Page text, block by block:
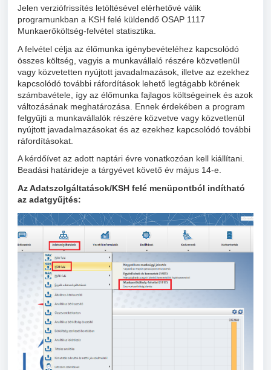
Jelen verziófrissítés letöltésével elérhetővé válik
programunkban a KSH felé küldendő OSAP 1117
Munkaerőköltség-felvétel statisztika.
A felvétel célja az élőmunka igénybevételéhez kapcsolódó
összes költség, vagyis a munkavállaló részére közvetlenül
vagy közvetetten nyújtott javadalmazások, illetve az ezekhez
kapcsolódó további ráfordítások lehető legtágabb körének
számbavétele, így az élőmunka fajlagos költségeinek és azok
változásának meghatározása. Ennek érdekében a program
felgyűjti a munkavállalók részére közvetve vagy közvetlenül
nyújtott javadalmazásokat és az ezekhez kapcsolódó további
ráfordításokat.
A kérdőívet az adott naptári évre vonatkozóan kell kiállítani.
Beadási határideje a tárgyévet követő év május 14-e.
Az Adatszolgáltatások/KSH felé menüpontból indítható
az adatgyűjtés: